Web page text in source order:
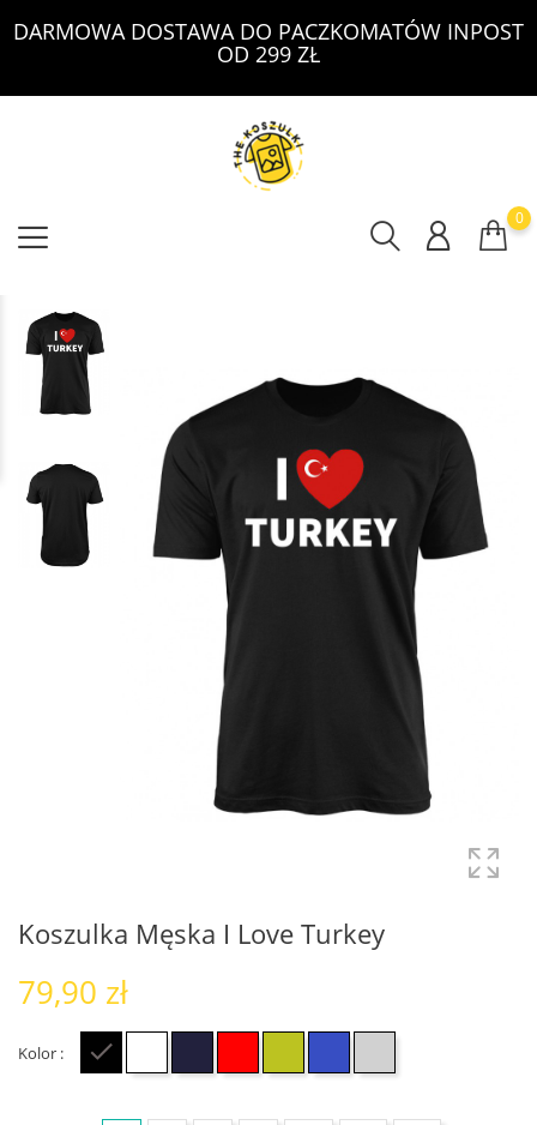
DARMOWA DOSTAWA DO PACZKOMATÓW INPOST
OD 299 ZŁ
0
Koszulka Męska I Love Turkey
79,90 zł
Kolor :